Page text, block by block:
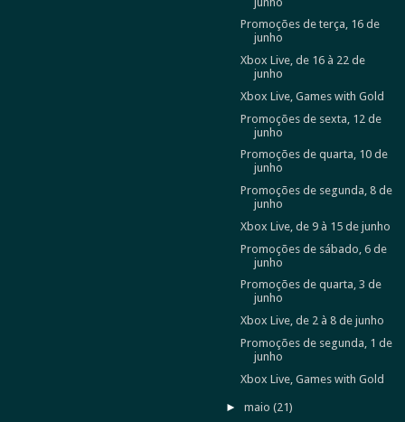
Promoções de terça, 16 de
junho
Xbox Live, de 16 à 22 de
junho
Xbox Live, Games with Gold
Promoções de sexta, 12 de
junho
Promoções de quarta, 10 de
junho
Promoções de segunda, 8 de
junho
Xbox Live, de 9 à 15 de junho
Promoções de sábado, 6 de
junho
Promoções de quarta, 3 de
junho
Xbox Live, de 2 à 8 de junho
Promoções de segunda, 1 de
junho
Xbox Live, Games with Gold
►maio(21)